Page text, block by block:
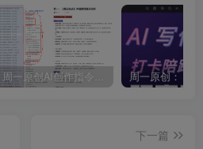
周一原创AI创作指令词：30+个领域赛道的创作提示词集合
下一篇